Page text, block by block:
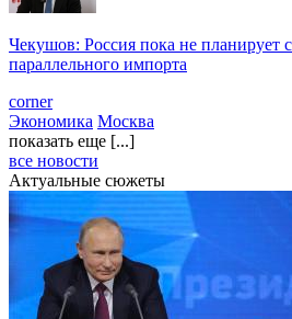
Чекушов: Россия пока не планирует
параллельного импорта
corner
Экономика Москва
показать еще [...]
все новости
Актуальные сюжеты